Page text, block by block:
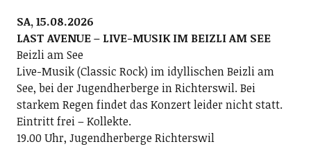
SA, 15.08.2026
LAST AVENUE – LIVE-MUSIK IM BEIZLI AM SEE
Beizli am See
Live-Musik (Classic Rock) im idyllischen Beizli am
See, bei der Jugendherberge in Richterswil. Bei
starkem Regen findet das Konzert leider nicht statt.
Eintritt frei – Kollekte.
19.00 Uhr, Jugendherberge Richterswil